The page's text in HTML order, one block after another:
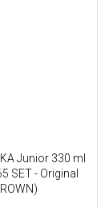
Junior 330 ml
SET - Original